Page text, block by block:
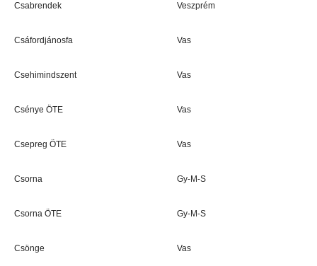
Csabrendek Veszprém
Csáfordjánosfa Vas
Csehimindszent Vas
Csénye ÖTE Vas
Csepreg ÖTE Vas
Csorna Gy-M-S
Csorna ÖTE Gy-M-S
Csönge Vas